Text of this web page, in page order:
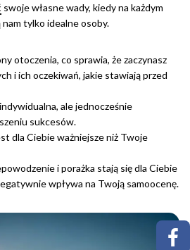
swoje własne wady, kiedy na każdym
tylko idealne osoby.
otoczenia, co sprawia, że zaczynasz
i ich oczekiwań, jakie stawiają przed
ale jednocześnie
sukcesów.
dla Ciebie ważniejsze niż Twoje
i porażka stają się dla Ciebie
wpływa na Twoją samoocenę.